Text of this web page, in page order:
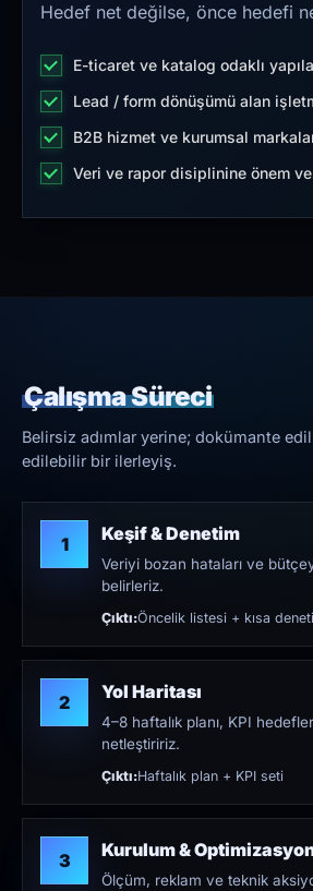
Hedef net değilse, önce hedefi
E-ticaret ve katalog odaklı
Lead / form dönüşümü alan
B2B hizmet ve kurumsal
Veri ve rapor disiplinine önem
Çalışma Süreci
Belirsiz adımlar yerine; dokümante
edilebilir bir ilerleyiş.
1 Keşif & Denetim
Veriyi bozan hataları ve
belirleriz.
Çıktı:Öncelik listesi + kısa
2 Yol Haritası
4–8 haftalık planı, KPI
netleştiririz.
Çıktı:Haftalık plan + KPI seti
3 Kurulum &
Ölçüm, reklam ve teknik